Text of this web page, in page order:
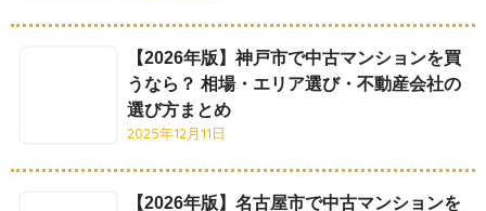
【2026年版】神戸市で中古マンションを買
うなら？ 相場・エリア選び・不動産会社の
選び方まとめ
2025年12月11日
【2026年版】名古屋市で中古マンションを